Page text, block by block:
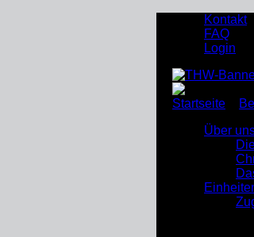
Kontakt
FAQ
Login
Startseite
Über